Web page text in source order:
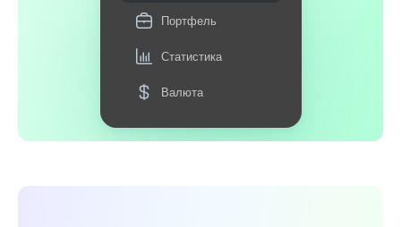
Портфель
Статистика
Валюта